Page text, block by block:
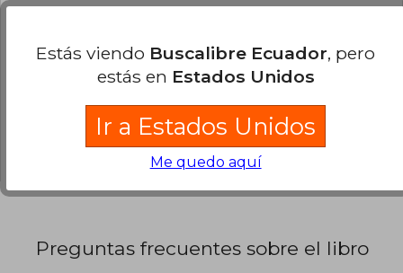
0% (0)
0% (0)
0% (0)
0% (0)
Preguntas frecuentes sobre el libro
Estás viendo Buscalibre Ecuador, pero
estás en Estados Unidos
Ir a Estados Unidos
Me quedo aquí